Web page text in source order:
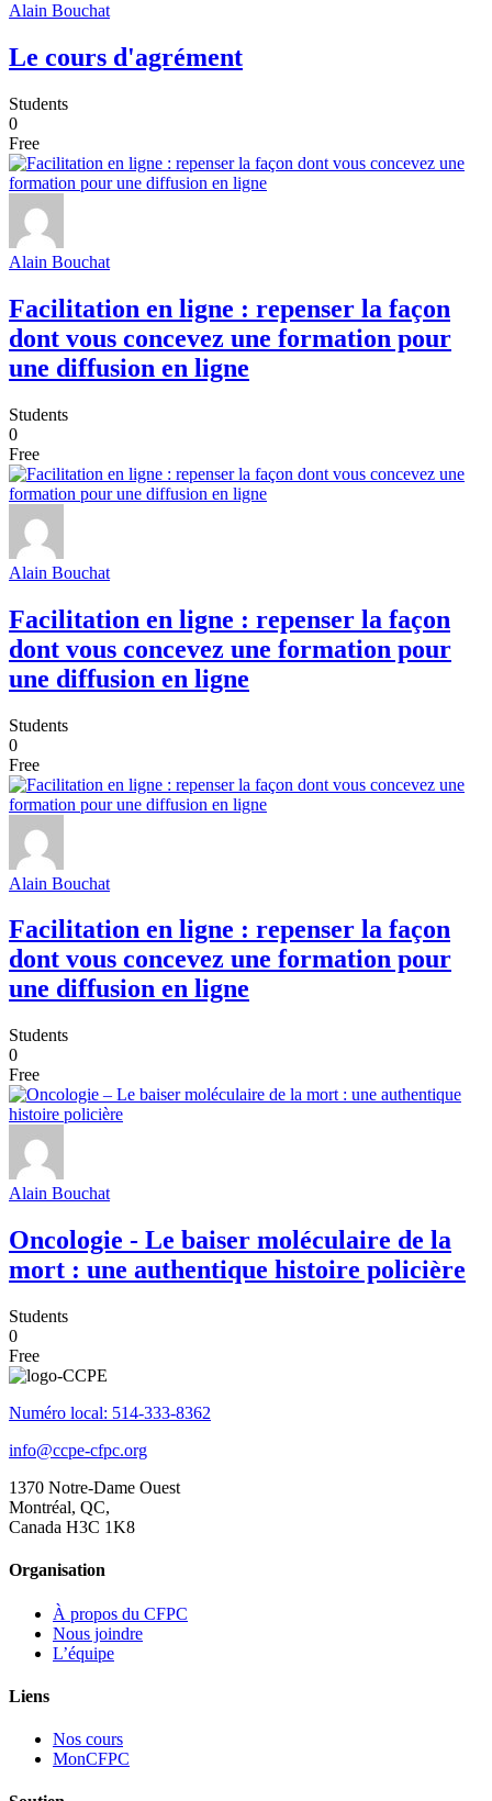
Alain Bouchat
Le cours d'agrément
Students
0
Free
Alain Bouchat
Facilitation en ligne : repenser la façon
dont vous concevez une formation pour
une diffusion en ligne
Students
0
Free
Alain Bouchat
Facilitation en ligne : repenser la façon
dont vous concevez une formation pour
une diffusion en ligne
Students
0
Free
Alain Bouchat
Facilitation en ligne : repenser la façon
dont vous concevez une formation pour
une diffusion en ligne
Students
0
Free
Alain Bouchat
Oncologie - Le baiser moléculaire de la
mort : une authentique histoire policière
Students
0
Free
Numéro local: 514-333-8362
info@ccpe-cfpc.org
1370 Notre-Dame Ouest
Montréal, QC,
Canada H3C 1K8
Organisation
À propos du CFPC
Nous joindre
L’équipe
Liens
Nos cours
MonCFPC